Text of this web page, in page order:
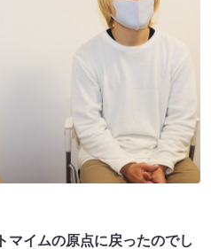
イムの原点に戻ったのでし